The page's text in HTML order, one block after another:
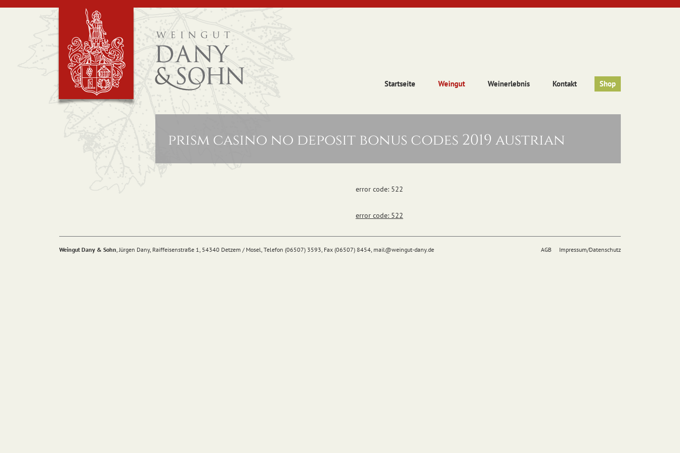
Startseite Weingut Weinerlebnis Kontakt Shop
prism casino no deposit bonus codes 2019 austrian
error code: 522
error code: 522
AGB Impressum/Datenschutz
Weingut Dany & Sohn, Jürgen Dany, Raiffeisenstraße 1, 54340 Detzem / Mosel, Telefon (06507) 3593, Fax (06507) 8454, mail@weingut-dany.de